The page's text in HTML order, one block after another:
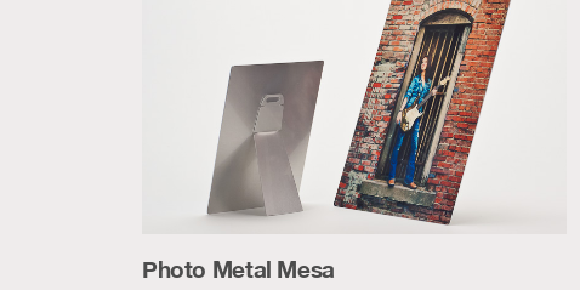
Photo Metal Mesa